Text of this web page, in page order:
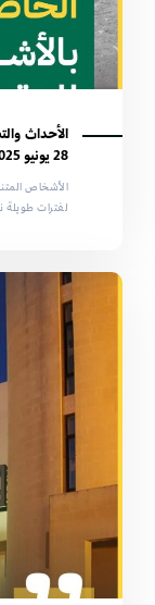
28 يونيو 2025)
الأشخاص
لفترات